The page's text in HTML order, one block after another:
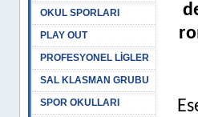
OKUL SPORLARI
PLAY OUT
PROFESYONEL LİGLER
SAL KLASMAN GRUBU
SPOR OKULLARI